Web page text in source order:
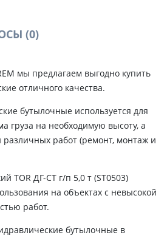
(0)
мы предлагаем выгодно купить
отличного качества.
бутылочные используется для
груза на необходимую высоту, а
работ (ремонт, монтаж и
TOR ДГ-CT г/п 5,0 т (ST0503)
на объектах с невысокой
работ.
бутылочные в